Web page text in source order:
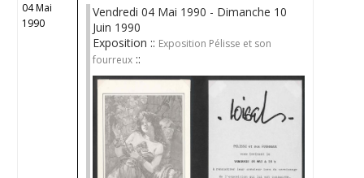
04 Mai
1990
Vendredi 04 Mai 1990 - Dimanche 10
Juin 1990
Exposition :: Exposition Pélisse et son
fourreux ::